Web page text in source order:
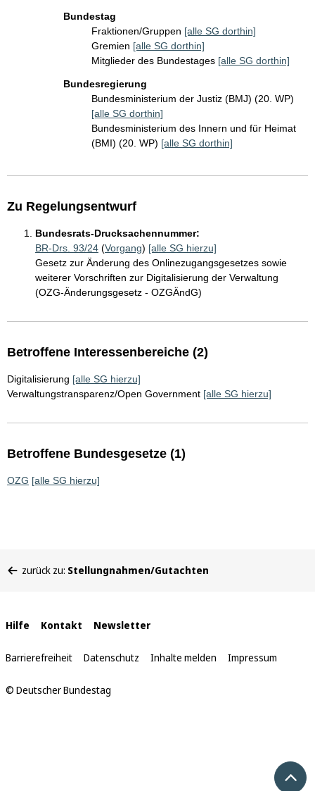
Bundestag
Fraktionen/Gruppen [alle SG dorthin]
Gremien [alle SG dorthin]
Mitglieder des Bundestages [alle SG dorthin]
Bundesregierung
Bundesministerium der Justiz (BMJ) (20. WP)
[alle SG dorthin]
Bundesministerium des Innern und für Heimat
(BMI) (20. WP) [alle SG dorthin]
Zu Regelungsentwurf
Bundesrats-Drucksachennummer:
BR-Drs. 93/24 (Vorgang) [alle SG hierzu]
Gesetz zur Änderung des Onlinezugangsgesetzes sowie
weiterer Vorschriften zur Digitalisierung der Verwaltung
(OZG-Änderungsgesetz - OZGÄndG)
Betroffene Interessenbereiche (2)
Digitalisierung [alle SG hierzu]
Verwaltungstransparenz/Open Government [alle SG hierzu]
Betroffene Bundesgesetze (1)
OZG [alle SG hierzu]
befinden
zurück zu: Stellungnahmen/Gutachten
Interne
Links
Hilfe Kontakt Newsletter
Barrierefreiheit Datenschutz Inhalte melden Impressum
© Deutscher Bundestag